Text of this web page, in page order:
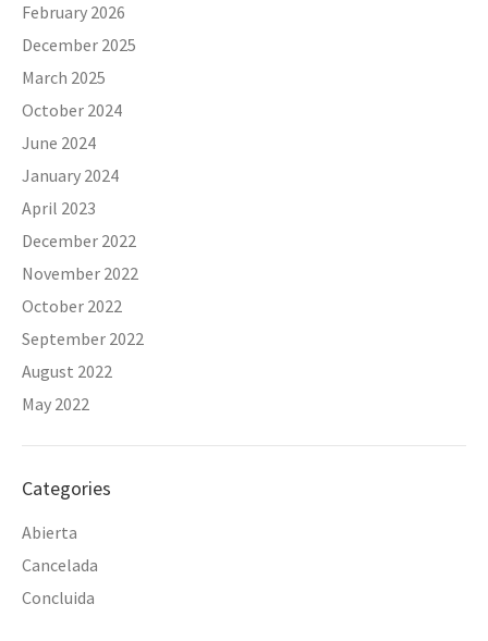
February 2026
December 2025
March 2025
October 2024
June 2024
January 2024
April 2023
December 2022
November 2022
October 2022
September 2022
August 2022
May 2022
Categories
Abierta
Cancelada
Concluida